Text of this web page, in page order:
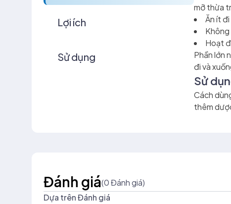
Lợi ích
Sử dụng
mỡ thừa
Ăn ít đi
Hoạt
Phần lớn
đi và
Sử
Cách
thêm
Đánh giá(0 Đánh giá)
Dựa trên Đánh giá